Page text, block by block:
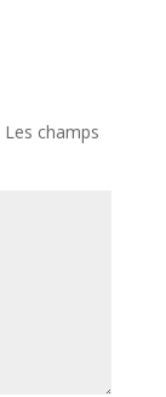
Les champs